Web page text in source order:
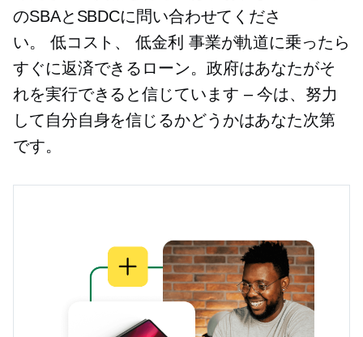
のSBAとSBDCに問い合わせてくださ
い。 低コスト、 低金利 事業が軌道に乗ったら
すぐに返済できるローン。政府はあなたがそ
れを実行できると信じています –今は、努力
して自分自身を信じるかどうかはあなた次第
です。